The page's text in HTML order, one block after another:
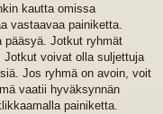
kautta omissa
vastaavaa painiketta.
pääsyä. Jotkut ryhmät
voivat olla suljettuja
Jos ryhmä on avoin, voit
vaatii hyväksynnän
painiketta.